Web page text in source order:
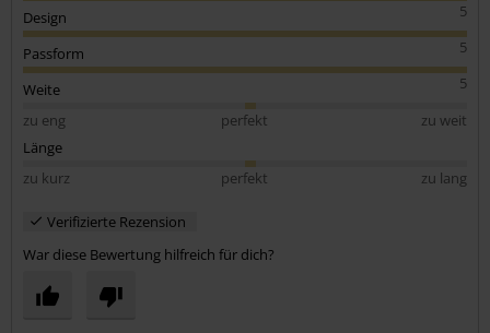
5
Design
5
Passform
5
Weite
zu eng
perfekt
zu weit
Länge
zu kurz
perfekt zu lang
Verifizierte Rezension
War diese Bewertung hilfreich für dich?